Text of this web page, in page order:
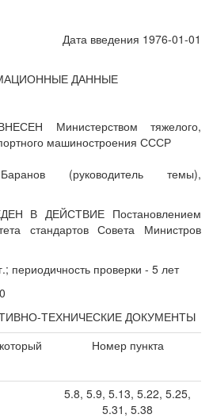
Дата введения 1976-01-01
ДАННЫЕ
Министерством тяжелого,
машиностроения СССР
(руководитель темы),
В ДЕЙСТВИЕ Постановлением
стандартов Совета Министров
периодичность проверки - 5 лет
ТЕХНИЧЕСКИЕ ДОКУМЕНТЫ
Номер пункта
5.8, 5.9, 5.13, 5.22, 5.25,
5.31, 5.38